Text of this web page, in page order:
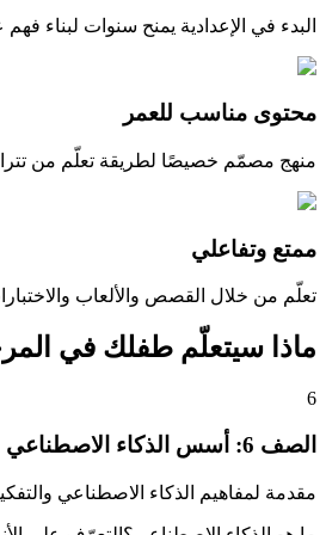
البدء في الإعدادية يمنح سنوات لبناء
محتوى مناسب للعمر
منهج مصمّم خصيصًا لطريقة تعلّم من تتراوح
ممتع وتفاعلي
تعلّم من خلال القصص والألعاب
ماذا سيتعلّم طفلك في
6
الصف 6
: أسس الذكاء الاصطناعي
مقدمة لمفاهيم الذكاء الاصطناعي